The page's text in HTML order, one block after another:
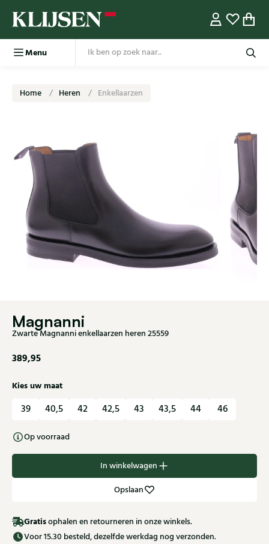
Menu
Home Heren Enkellaarzen
Magnanni
Zwarte Magnanni enkellaarzen heren 25559
389,95
Kies uw maat
39 40,5 42 42,5 43 43,5 44 46
Op voorraad
In winkelwagen
Opslaan
Gratisophalen en retourneren in onze winkels.
Voor 15.30 besteld, dezelfde werkdag nog verzonden.